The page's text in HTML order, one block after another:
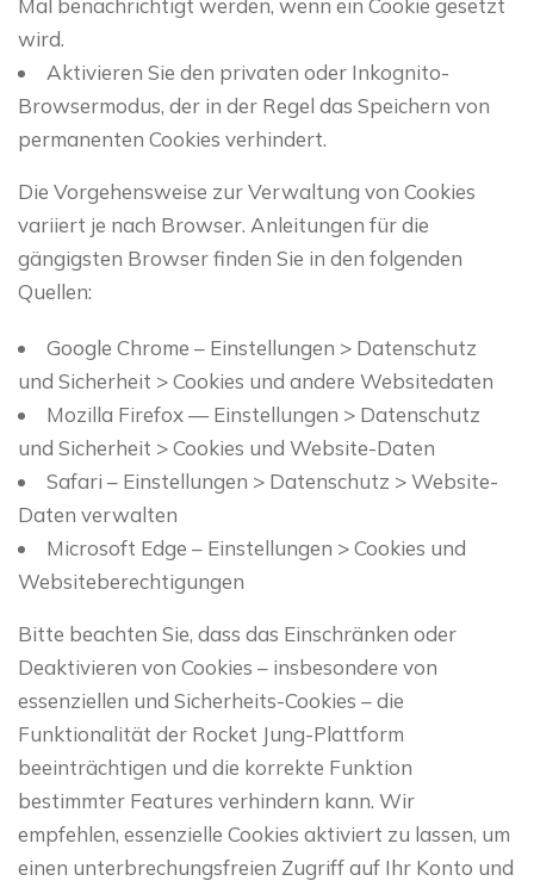
Mal benachrichtigt werden, wenn ein Cookie gesetzt
wird.
Aktivieren Sie den privaten oder Inkognito-
Browsermodus, der in der Regel das Speichern von
permanenten Cookies verhindert.
Die Vorgehensweise zur Verwaltung von Cookies
variiert je nach Browser. Anleitungen für die
gängigsten Browser finden Sie in den folgenden
Quellen:
Google Chrome – Einstellungen > Datenschutz
und Sicherheit > Cookies und andere Websitedaten
Mozilla Firefox — Einstellungen > Datenschutz
und Sicherheit > Cookies und Website-Daten
Safari – Einstellungen > Datenschutz > Website-
Daten verwalten
Microsoft Edge – Einstellungen > Cookies und
Websiteberechtigungen
Bitte beachten Sie, dass das Einschränken oder
Deaktivieren von Cookies – insbesondere von
essenziellen und Sicherheits-Cookies – die
Funktionalität der Rocket Jung-Plattform
beeinträchtigen und die korrekte Funktion
bestimmter Features verhindern kann. Wir
empfehlen, essenzielle Cookies aktiviert zu lassen, um
einen unterbrechungsfreien Zugriff auf Ihr Konto und